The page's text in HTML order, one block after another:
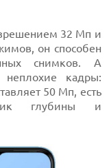
32 Мп и
он способен
снимков. А
неплохие кадры:
50 Мп, есть
глубины и